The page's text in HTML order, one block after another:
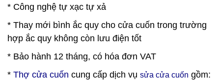
* Công nghệ tự xạc tự xả
* Thay mới bình ắc quy cho cửa cuốn trong trường
hợp ắc quy không còn lưu điện tốt
* Bảo hành 12 tháng, có hóa đơn VAT
* Thợ cửa cuốn cung cấp dịch vụ sửa cửa cuốn gồm: